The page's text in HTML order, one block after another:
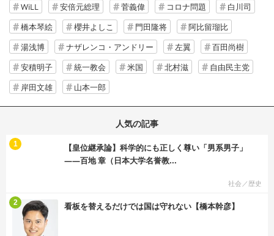
WiLL 安倍元総理 菅義偉 コロナ問題
白川司
橋本琴絵
櫻井よしこ 門田隆将
阿比留瑠比
湯浅博
ナザレンコ・アンドリー 左翼
百田尚樹
安積明子
統一教会 米国 北村滋
自由民主党
岸田文雄
山本一郎
人気の記事
【皇位継承論】科学的にも正しく尊い「男系男子」
――百地 章（日本大学名誉教...
社会／歴史
1
看板を替えるだけでは国は守れない【橋本幹彦】
2